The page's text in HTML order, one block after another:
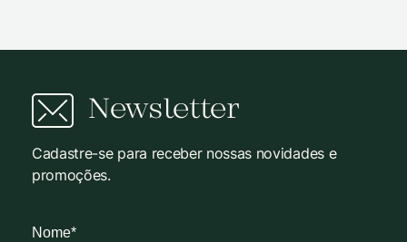
Newsletter
Cadastre-se para receber nossas novidades e
promoções.